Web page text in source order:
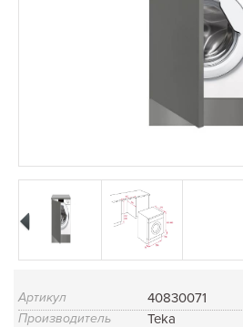
Артикул 40830071
Производитель Teka